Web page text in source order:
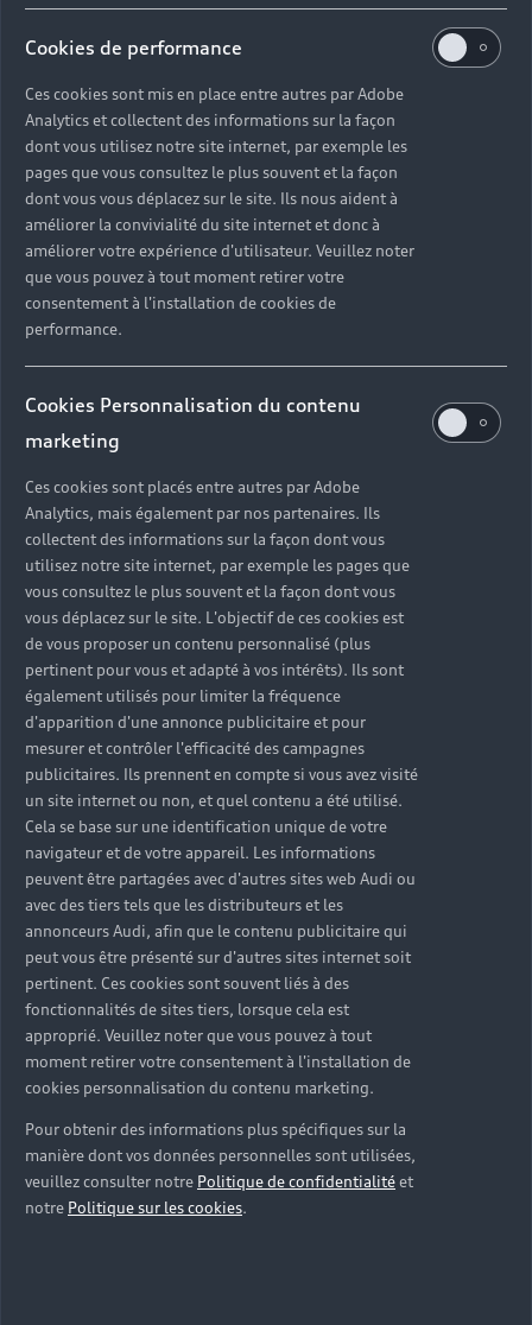
Cookies de performance
Ces cookies sont mis en place entre autres par Adobe
Analytics et collectent des informations sur la façon
dont vous utilisez notre site internet, par exemple les
pages que vous consultez le plus souvent et la façon
dont vous vous déplacez sur le site. Ils nous aident à
améliorer la convivialité du site internet et donc à
améliorer votre expérience d'utilisateur. Veuillez noter
que vous pouvez à tout moment retirer votre
consentement à l'installation de cookies de
performance.
Cookies Personnalisation du contenu
marketing
Ces cookies sont placés entre autres par Adobe
Analytics, mais également par nos partenaires. Ils
collectent des informations sur la façon dont vous
utilisez notre site internet, par exemple les pages que
vous consultez le plus souvent et la façon dont vous
vous déplacez sur le site. L'objectif de ces cookies est
de vous proposer un contenu personnalisé (plus
pertinent pour vous et adapté à vos intérêts). Ils sont
également utilisés pour limiter la fréquence
d'apparition d'une annonce publicitaire et pour
mesurer et contrôler l'efficacité des campagnes
publicitaires. Ils prennent en compte si vous avez visité
un site internet ou non, et quel contenu a été utilisé.
Cela se base sur une identification unique de votre
navigateur et de votre appareil. Les informations
peuvent être partagées avec d'autres sites web Audi ou
avec des tiers tels que les distributeurs et les
annonceurs Audi, afin que le contenu publicitaire qui
peut vous être présenté sur d'autres sites internet soit
pertinent. Ces cookies sont souvent liés à des
fonctionnalités de sites tiers, lorsque cela est
approprié. Veuillez noter que vous pouvez à tout
moment retirer votre consentement à l'installation de
cookies personnalisation du contenu marketing.
Pour obtenir des informations plus spécifiques sur la
manière dont vos données personnelles sont utilisées,
veuillez consulter notre Politique de confidentialitéet
notre Politique sur les cookies.